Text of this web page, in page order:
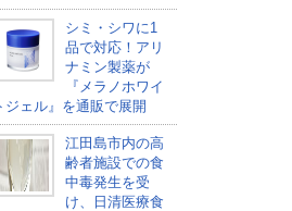
シミ・シワに1
品で対応！アリ
ナミン製薬が
『メラノホワイ
ジェル』を通販で展開
江田島市内の高
齢者施設での食
中毒発生を受
け、日清医療食